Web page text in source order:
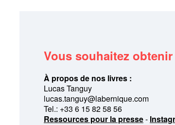
Vous souhaitez
À propos de nos livres :
Lucas Tanguy
lucas.tanguy@labernique.com
Tel.: +33 6 15 82 58 56
Ressources pour la presse-